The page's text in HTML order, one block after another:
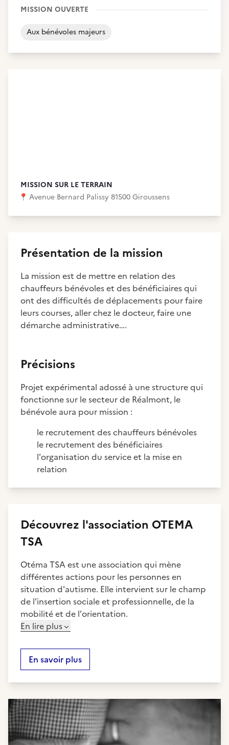
MISSION OUVERTE
Aux bénévoles majeurs
MISSION SUR LE TERRAIN
📍 Avenue Bernard Palissy 81500 Giroussens
Présentation de la mission
La mission est de mettre en relation des
chauffeurs bénévoles et des bénéficiaires qui
ont des difficultés de déplacements pour faire
leurs courses, aller chez le docteur, faire une
démarche administrative….
Précisions
Projet expérimental adossé à une structure qui
fonctionne sur le secteur de Réalmont, le
bénévole aura pour mission :
le recrutement des chauffeurs bénévoles
le recrutement des bénéficiaires
l'organisation du service et la mise en
relation
Découvrez l'association OTEMA
TSA
Otéma TSA est une association qui mène
différentes actions pour les personnes en
situation d'autisme. Elle intervient sur le champ
de l'insertion sociale et professionnelle, de la
mobilité et de l'orientation.
En lire plus
En savoir plus